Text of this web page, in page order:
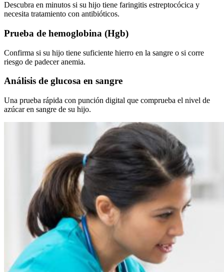
Descubra en minutos si su hijo tiene faringitis estreptocócica y
necesita tratamiento con antibióticos.
Prueba de hemoglobina (Hgb)
Confirma si su hijo tiene suficiente hierro en la sangre o si corre
riesgo de padecer anemia.
Análisis de glucosa en sangre
Una prueba rápida con punción digital que comprueba el nivel de
azúcar en sangre de su hijo.